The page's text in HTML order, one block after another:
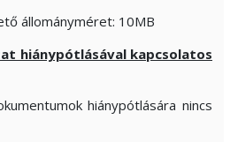
állományméret: 10MB
hiánypótlásával kapcsolatos
hiánypótlására nincs